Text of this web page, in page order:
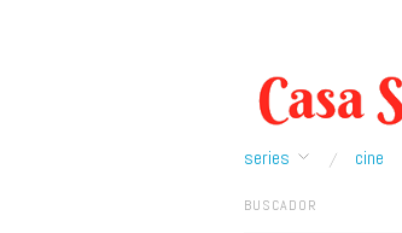
series cine
BUSCADOR